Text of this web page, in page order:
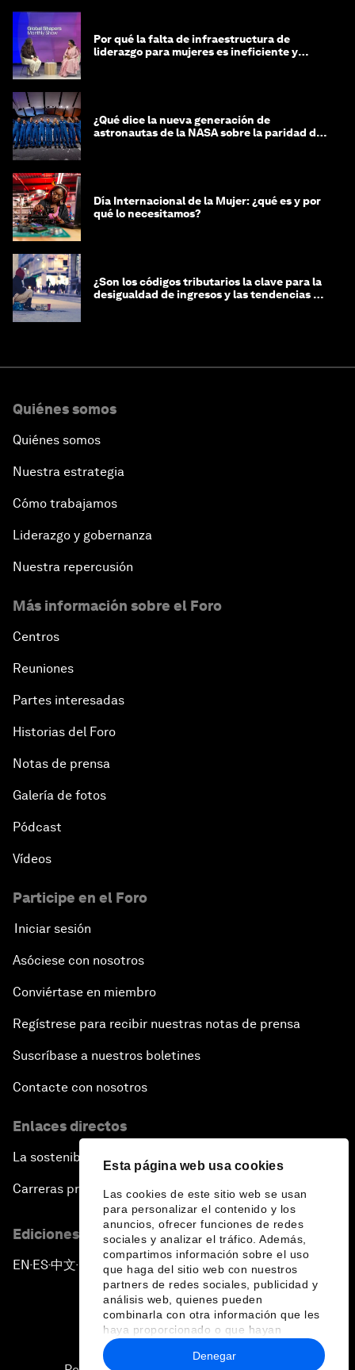
Esta página web usa cookies
Las cookies de este sitio web se usan
para personalizar el contenido y los
anuncios, ofrecer funciones de redes
sociales y analizar el tráfico. Además,
compartimos información sobre el uso
que haga del sitio web con nuestros
partners de redes sociales, publicidad y
análisis web, quienes pueden
combinarla con otra información que les
haya proporcionado o que hayan
recopilado a partir del uso que haya
hecho de sus servicios.
Denegar
Por qué la falta de infraestructura de
liderazgo para mujeres es ineficiente y
¿Qué dice la nueva generación de
astronautas de la NASA sobre la paridad de
Día Internacional de la Mujer: ¿qué es y por
qué lo necesitamos?
¿Son los códigos tributarios la clave para la
desigualdad de ingresos y las tendencias de
Quiénes somos
Quiénes somos
Nuestra estrategia
Cómo trabajamos
Liderazgo y gobernanza
Nuestra repercusión
Más información sobre el Foro
Centros
Reuniones
Partes interesadas
Historias del Foro
Notas de prensa
Galería de fotos
Pódcast
Vídeos
Participe en el Foro
Iniciar sesión
Asóciese con nosotros
Conviértase en miembro
Regístrese para recibir nuestras notas de prensa
Suscríbase a nuestros boletines
Contacte con nosotros
Enlaces directos
La sostenibilidad en el Foro
Carreras profesionales
Ediciones en otros idiomas
EN ▪ES▪中文▪ 日本語